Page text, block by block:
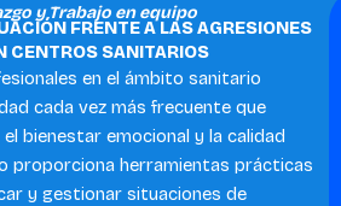
y Trabajo en equipo
FRENTE A LAS AGRESIONES
CENTROS SANITARIOS
en el ámbito sanitario
cada vez más frecuente que
bienestar emocional y la calidad
proporciona herramientas prácticas
y gestionar situaciones de